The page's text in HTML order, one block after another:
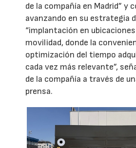
de la compañía en Madrid” y
avanzando en su estrategia
“implantación en
movilidad, donde la
optimización del tiempo
cada vez más relevante”,
de la compañía a través de
prensa.